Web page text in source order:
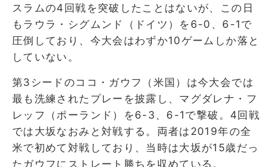
スラムの4回戦を突破したことはないが、この日
もラウラ・シグムンド（ドイツ）を6-0、6-1で
圧倒しており、今大会はわずか10ゲームしか落と
していない。
第3シードのココ・ガウフ（米国）は今大会では
最も洗練されたプレーを披露し、マグダレナ・フ
レッフ（ポーランド）を6-3、6-1で撃破。4回戦
では大坂なおみと対戦する。両者は2019年の全
米で初めて対戦しており、当時は大坂が15歳だっ
たガウフにストレート勝ちを収めている。